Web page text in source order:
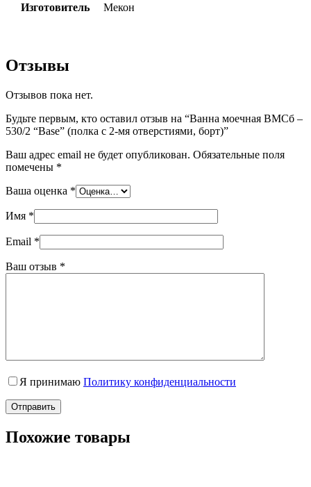
Изготовитель Мекон
Отзывы
Отзывов пока нет.
Будьте первым, кто оставил отзыв на “Ванна моечная ВМСб –
530/2 “Base” (полка с 2-мя отверстиями, борт)”
Ваш адрес email не будет опубликован. Обязательные поля
помечены *
Ваша оценка *
Имя *
Email *
Ваш отзыв *
Я принимаю Политику конфиденциальности
Отправить
Похожие товары